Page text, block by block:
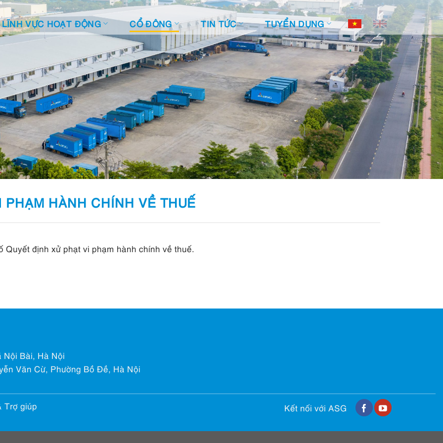
LĨNH VỰC HOẠT ĐỘNG CỔ ĐÔNG TIN TỨC TUYỂN DỤNG
HÀNH CHÍNH VỀ THUẾ
định xử phạt vi phạm hành chính về thuế.
Nội Bài, Hà Nội
Văn Cừ, Phường Bồ Đề, Hà Nội
Trợ giúp Kết nối với ASG